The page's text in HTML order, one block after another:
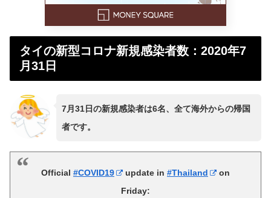
タイの新型コロナ新規感染者数：2020年7
月31日
7月31日の新規感染者は6名、全て海外からの帰国
者です。
Official #COVID19 update in #Thailand
on
Friday: